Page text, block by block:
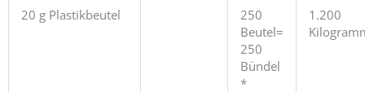
20 g Plastikbeutel
250
Beutel=
250
Bündel
*
1.200